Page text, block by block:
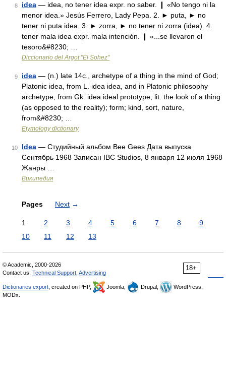
8 idea — idea, no tener idea expr. no saber. ❙ «No tengo ni la
menor idea.» Jesús Ferrero, Lady Pepa. 2. ► puta, ► no
tener ni puta idea. 3. ► zorra, ► no tener ni zorra (idea). 4.
tener mala idea expr. mala intención. ❙ «...se llevaron el
tesoro&#8230; …
Diccionario del Argot "El Sohez"
9 idea — (n.) late 14c., archetype of a thing in the mind of God;
Platonic idea, from L. idea idea, and in Platonic philosophy
archetype, from Gk. idea ideal prototype, lit. the look of a thing
(as opposed to the reality); form; kind, sort, nature,
from&#8230; …
Etymology dictionary
10 Idea — Студийный альбом Bee Gees Дата выпуска
Сентябрь 1968 Записан IBC Studios, 8 января 12 июля 1968
Жанры …
Википедия
Pages Next →
1 2 3 4 5 6 7 8
9
10
11 12 13
18+
© Academic, 2000-2026
Contact us: Technical Support Advertising
Dictionaries export , created on PHP, Joomla, Drupal,
WordPress,
MODx.